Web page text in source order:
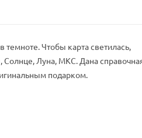
Чтобы карта светилась,
Солнце, Луна, МКС. Дана
подарком.